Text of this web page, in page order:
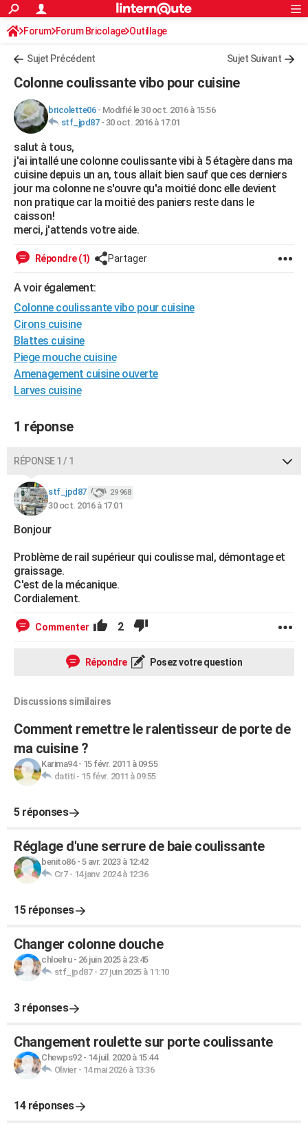
ACTUALITÉS
Politique
Société
Faits Divers
Education
Monde
Villes
+
FINANCE
Retraite
Impôts
Epargne
Immobilier
Risques naturels par ville
Banque
Assurance
Crédit
AUTO
Essais
Réserver un essai
Citadines
Berlines
SUV
Forum auto
+HIGH-TECH
Mobiles
Meilleur smartphone
Internet
Ordinateurs
Jeux vidéo
Guide high-tech
+BRICOLAGE
Forum
Aménagement intérieur
Extérieur
Cuisine
Salle de bains
Jardinage
Rangement
WEEK-END
Guides de France
Escapades
Patrimoine
Expositions
Musées
Week-end nature
Art de vivre
Bien-être
Loisirs
Mode
Modes de vie
Alimentation
Guide de la santé
Maladies
Médicaments
Sommeil
Destinations
City break
Voyage nature
Voyage de noces
Forum
Climat
+PHOTO
GUIDES D'ACHAT
BONS PLANS
Carte de Noël
Carte Bonne année
Carte Saint-Valentin
Carte Pâques
Carte d'anniversaire
DICTIONNAIRE
Dictionnaire
Biographies
Citations
Expressions
Proverbes
PROGRAMME TV
COPAINS D'AVANT
S'inscrire
Se connecter
Lycées
Collèges
Primaires
Universités
Entreprises
Service militaire
Avis de recherche
Bricolage
Lifestyle
Culture
Sport
Auto
Television
Voyage
Cinema
S'inscrire
Connexion
Forum Forum Bricolage Outillage
Sujet Précédent Sujet Suivant
Colonne coulissante vibo pour cuisine
bricolette06- Modifié le 30 oct. 2016 à 15:56
stf_jpd87- 30 oct. 2016 à 17:01
salut à tous,
j'ai intallé une colonne coulissante vibi à 5 étagère dans ma
cuisine depuis un an, tous allait bien sauf que ces derniers
jour ma colonne ne s'ouvre qu'a moitié donc elle devient
non pratique car la moitié des paniers reste dans le
caisson!
merci, j'attends votre aide.
Répondre (1) Partager
A voir également:
Colonne coulissante vibo pour cuisine
Cirons cuisine
Blattes cuisine
Piege mouche cuisine
Amenagement cuisine ouverte
Larves cuisine
1 réponse
RÉPONSE 1 / 1
stf_jpd87 29 968
30 oct. 2016 à 17:01
Bonjour
Problème de rail supérieur qui coulisse mal, démontage et
graissage.
C'est de la mécanique.
Cordialement.
Commenter 2
Répondre Posez votre question
Discussions similaires
Comment remettre le ralentisseur de porte de
ma cuisine ?
Karima94- 15 févr. 2011 à 09:55
datiti- 15 févr. 2011 à 09:55
5 réponses
Réglage d'une serrure de baie coulissante
benito86- 5 avr. 2023 à 12:42
Cr7- 14 janv. 2024 à 12:36
15 réponses
Changer colonne douche
chloelru- 26 juin 2025 à 23:45
stf_jpd87- 27 juin 2025 à 11:10
3 réponses
Changement roulette sur porte coulissante
Chewps92- 14 juil. 2020 à 15:44
Olivier- 14 mai 2026 à 13:36
14 réponses